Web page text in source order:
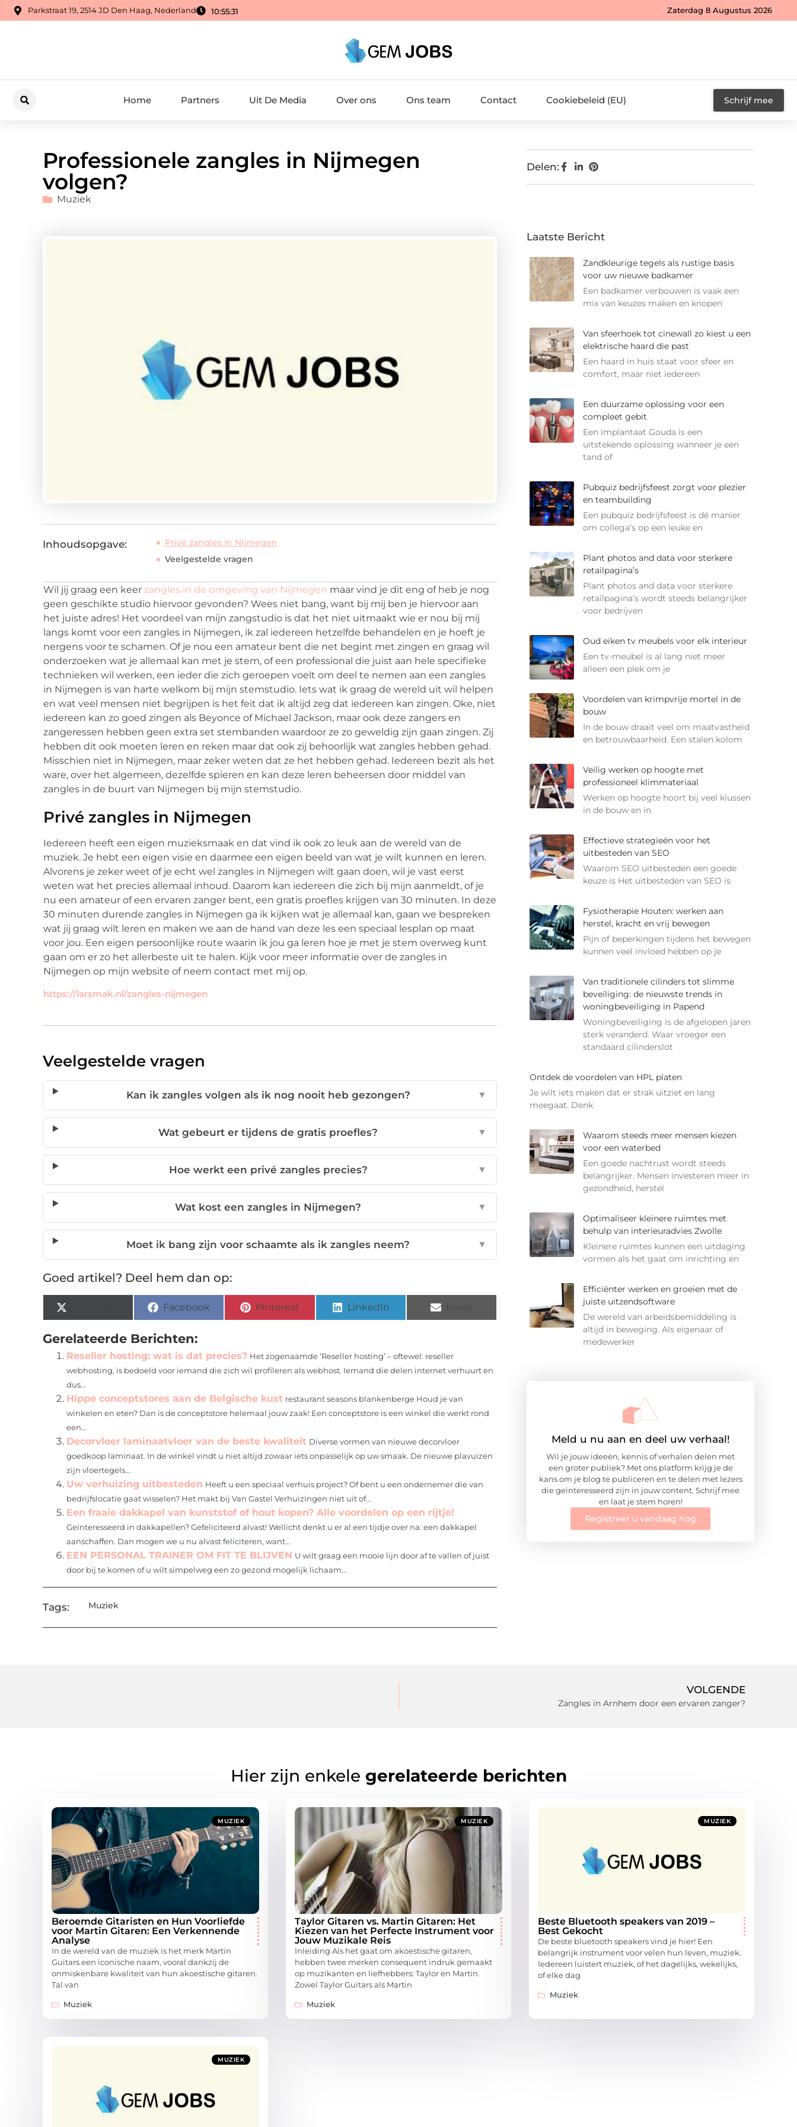
Parkstraat 19, 2514 JD Den Haag, Nederland 10:55:32 Zaterdag 8 Augustus 2026
Home Partners Uit De Media Over ons Ons team Contact Cookiebeleid (EU) Schrijf mee
Professionele zangles in Nijmegen
volgen?
Muziek
Inhoudsopgave:
Privé zangles in Nijmegen
Veelgestelde vragen
Wil jij graag een keer zangles in de omgeving van Nijmegen maar vind je dit eng of heb je nog
geen geschikte studio hiervoor gevonden? Wees niet bang, want bij mij ben je hiervoor aan
het juiste adres! Het voordeel van mijn zangstudio is dat het niet uitmaakt wie er nou bij mij
langs komt voor een zangles in Nijmegen, ik zal iedereen hetzelfde behandelen en je hoeft je
nergens voor te schamen. Of je nou een amateur bent die net begint met zingen en graag wil
onderzoeken wat je allemaal kan met je stem, of een professional die juist aan hele specifieke
technieken wil werken, een ieder die zich geroepen voelt om deel te nemen aan een zangles
in Nijmegen is van harte welkom bij mijn stemstudio. Iets wat ik graag de wereld uit wil helpen
en wat veel mensen niet begrijpen is het feit dat ik altijd zeg dat iedereen kan zingen. Oke, niet
iedereen kan zo goed zingen als Beyonce of Michael Jackson, maar ook deze zangers en
zangeressen hebben geen extra set stembanden waardoor ze zo geweldig zijn gaan zingen. Zij
hebben dit ook moeten leren en reken maar dat ook zij behoorlijk wat zangles hebben gehad.
Misschien niet in Nijmegen, maar zeker weten dat ze het hebben gehad. Iedereen bezit als het
ware, over het algemeen, dezelfde spieren en kan deze leren beheersen door middel van
zangles in de buurt van Nijmegen bij mijn stemstudio.
Privé zangles in Nijmegen
Iedereen heeft een eigen muzieksmaak en dat vind ik ook zo leuk aan de wereld van de
muziek. Je hebt een eigen visie en daarmee een eigen beeld van wat je wilt kunnen en leren.
Alvorens je zeker weet of je echt wel zangles in Nijmegen wilt gaan doen, wil je vast eerst
weten wat het precies allemaal inhoud. Daarom kan iedereen die zich bij mijn aanmeldt, of je
nu een amateur of een ervaren zanger bent, een gratis proefles krijgen van 30 minuten. In deze
30 minuten durende zangles in Nijmegen ga ik kijken wat je allemaal kan, gaan we bespreken
wat jij graag wilt leren en maken we aan de hand van deze les een speciaal lesplan op maat
voor jou. Een eigen persoonlijke route waarin ik jou ga leren hoe je met je stem overweg kunt
gaan om er zo het allerbeste uit te halen. Kijk voor meer informatie over de zangles in
Nijmegen op mijn website of neem contact met mij op.
https://larsmak.nl/zangles-nijmegen
Veelgestelde vragen
Kan ik zangles volgen als ik nog nooit heb gezongen? ▼
Wat gebeurt er tijdens de gratis proefles? ▼
Hoe werkt een privé zangles precies? ▼
Wat kost een zangles in Nijmegen? ▼
Moet ik bang zijn voor schaamte als ik zangles neem? ▼
Goed artikel? Deel hem dan op:
Facebook Pinterest LinkedIn
Gerelateerde Berichten:
Reseller hosting: wat is dat precies? Het zogenaamde ‘Reseller hosting’ – oftewel: reseller
webhosting, is bedoeld voor iemand die zich wil profileren als webhost. Iemand die delen internet verhuurt en
dus...
Hippe conceptstores aan de Belgische kust restaurant seasons blankenberge Houd je van
winkelen en eten? Dan is de conceptstore helemaal jouw zaak! Een conceptstore is een winkel die werkt rond
een...
Decorvloer laminaatvloer van de beste kwaliteit Diverse vormen van nieuwe decorvloer
goedkoop laminaat. In de winkel vindt u niet altijd zowaar iets onpasselijk op uw smaak. De nieuwe plavuizen
zijn vloertegels...
Uw verhuizing uitbesteden Heeft u een speciaal verhuis project? Of bent u een ondernemer die van
bedrijfslocatie gaat wisselen? Het makt bij Van Gastel Verhuizingen niet uit of...
Een fraaie dakkapel van kunststof of hout kopen? Alle voordelen op een rijtje!
Geïnteresseerd in dakkapellen? Gefeliciteerd alvast! Wellicht denkt u er al een tijdje over na: een dakkapel
aanschaffen. Dan mogen we u nu alvast feliciteren, want...
EEN PERSONAL TRAINER OM FIT TE BLIJVEN U wilt graag een mooie lijn door af te vallen of juist
door bij te komen of u wilt simpelweg een zo gezond mogelijk lichaam...
Tags: Muziek
Delen:
Laatste Bericht
Zandkleurige tegels als rustige basis
voor uw nieuwe badkamer
Een badkamer verbouwen is vaak een
mix van keuzes maken en knopen
Van sfeerhoek tot cinewall zo kiest u een
elektrische haard die past
Een haard in huis staat voor sfeer en
comfort, maar niet iedereen
Een duurzame oplossing voor een
compleet gebit
Een implantaat Gouda is een
uitstekende oplossing wanneer je een
tand of
Pubquiz bedrijfsfeest zorgt voor plezier
en teambuilding
Een pubquiz bedrijfsfeest is dé manier
om collega’s op een leuke en
Plant photos and data voor sterkere
retailpagina’s
Plant photos and data voor sterkere
retailpagina’s wordt steeds belangrijker
voor bedrijven
Oud eiken tv meubels voor elk interieur
Een tv-meubel is al lang niet meer
alleen een plek om je
Voordelen van krimpvrije mortel in de
bouw
In de bouw draait veel om maatvastheid
en betrouwbaarheid. Een stalen kolom
Veilig werken op hoogte met
professioneel klimmateriaal
Werken op hoogte hoort bij veel klussen
in de bouw en in
Effectieve strategieën voor het
uitbesteden van SEO
Waarom SEO uitbesteden een goede
keuze is Het uitbesteden van SEO is
Fysiotherapie Houten: werken aan
herstel, kracht en vrij bewegen
Pijn of beperkingen tijdens het bewegen
kunnen veel invloed hebben op je
Van traditionele cilinders tot slimme
beveiliging: de nieuwste trends in
woningbeveiliging in Papend
Woningbeveiliging is de afgelopen jaren
sterk veranderd. Waar vroeger een
standaard cilinderslot
Ontdek de voordelen van HPL platen
Je wilt iets maken dat er strak uitziet en lang
meegaat. Denk
Waarom steeds meer mensen kiezen
voor een waterbed
Een goede nachtrust wordt steeds
belangrijker. Mensen investeren meer in
gezondheid, herstel
Optimaliseer kleinere ruimtes met
behulp van interieuradvies Zwolle
Kleinere ruimtes kunnen een uitdaging
vormen als het gaat om inrichting en
Efficiënter werken en groeien met de
juiste uitzendsoftware
De wereld van arbeidsbemiddeling is
altijd in beweging. Als eigenaar of
medewerker
Meld u nu aan en deel uw verhaal!
Wil je jouw ideeën, kennis of verhalen delen met
een groter publiek? Met ons platform krijg je de
kans om je blog te publiceren en te delen met lezers
die geïnteresseerd zijn in jouw content. Schrijf mee
en laat je stem horen!
Registreer u vandaag nog
VOLGENDE
Zangles in Arnhem door een ervaren zanger?
Hier zijn enkele gerelateerde berichten
MUZIEK
Beroemde Gitaristen en Hun Voorliefde
voor Martin Gitaren: Een Verkennende
Analyse
In de wereld van de muziek is het merk Martin
Guitars een iconische naam, vooral dankzij de
onmiskenbare kwaliteit van hun akoestische gitaren.
Tal van
Muziek
MUZIEK
Taylor Gitaren vs. Martin Gitaren: Het
Kiezen van het Perfecte Instrument voor
Jouw Muzikale Reis
Inleiding Als het gaat om akoestische gitaren,
hebben twee merken consequent indruk gemaakt
op muzikanten en liefhebbers: Taylor en Martin.
Zowel Taylor Guitars als Martin
Muziek
MUZIEK
Beste Bluetooth speakers van 2019 –
Best Gekocht
De beste bluetooth speakers vind je hier! Een
belangrijk instrument voor velen hun leven, muziek.
Iedereen luistert muziek, of het dagelijks, wekelijks,
of elke dag
Muziek
MUZIEK